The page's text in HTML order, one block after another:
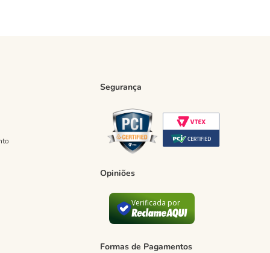
Segurança
Opiniões
Verificada por
Formas de Pagamentos